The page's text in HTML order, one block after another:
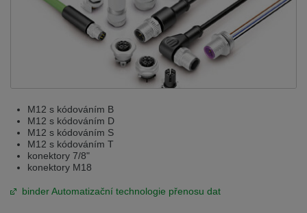
M12 s kódováním B
M12 s kódováním D
M12 s kódováním S
M12 s kódováním T
konektory 7/8"
konektory M18
binder Automatizační technologie přenosu dat